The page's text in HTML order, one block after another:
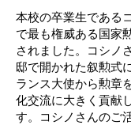
本校の卒業生である
で最も権威ある国家
されました。コシノ
邸で開かれた叙勲式
ランス大使から勲章
化交流に大きく貢献
す。コシノさんのご